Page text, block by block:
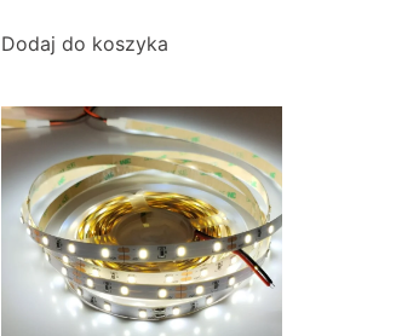
Dodaj do koszyka